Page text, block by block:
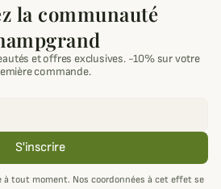
la communauté
et offres exclusives. -10% sur votre
commande.
S'inscrire
à tout moment. Nos coordonnées à cet effet se